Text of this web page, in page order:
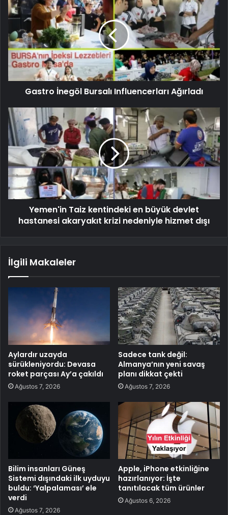
Gastro İnegöl Bursalı Influencerları Ağırladı
Yemen'in Taiz kentindeki en büyük devlet
hastanesi akaryakıt krizi nedeniyle hizmet dışı
İlgili Makaleler
Aylardır uzayda
sürükleniyordu: Devasa
roket parçası Ay’a çakıldı
Ağustos 7, 2026
Sadece tank değil:
Almanya’nın yeni savaş
planı dikkat çekti
Ağustos 7, 2026
Bilim insanları Güneş
Sistemi dışındaki ilk uyduyu
buldu: ‘Yalpalaması’ ele
verdi
Ağustos 7, 2026
Apple, iPhone etkinliğine
hazırlanıyor: İşte
tanıtılacak tüm ürünler
Ağustos 6, 2026